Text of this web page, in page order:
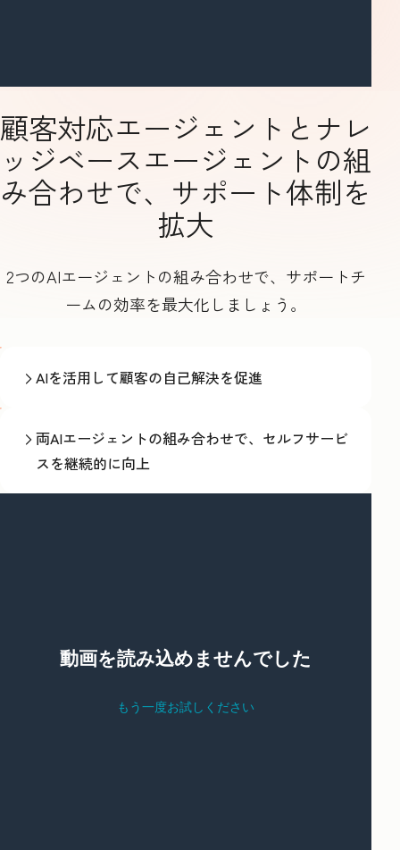
顧客対応エージェントとナレ
ッジベースエージェントの組
み合わせで、サポート体制を
拡大
2つのAIエージェントの組み合わせで、サポートチ
ームの効率を最大化しましょう。
AIを活用して顧客の自己解決を促進
両AIエージェントの組み合わせで、セルフサービ
スを継続的に向上